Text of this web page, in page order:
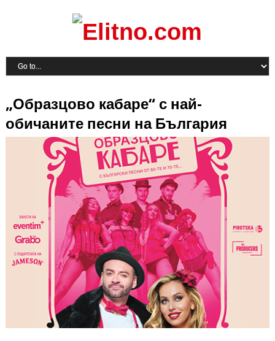
„Образцово кабаре“ с най-
обичаните песни на България